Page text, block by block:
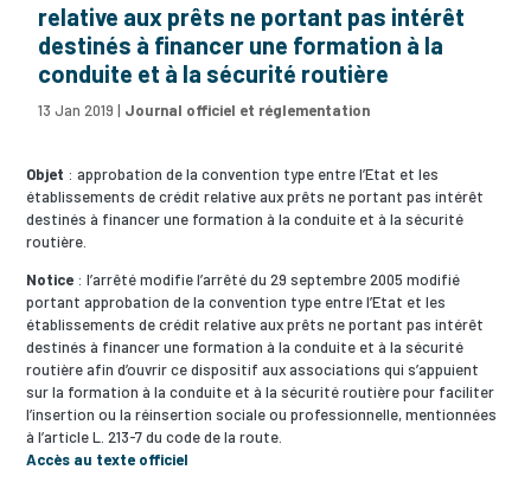
relative aux prêts ne portant pas intérêt
destinés à financer une formation à la
conduite et à la sécurité routière
13 Jan 2019 | Journal officiel et réglementation
Objet : approbation de la convention type entre l’Etat et les
établissements de crédit relative aux prêts ne portant pas intérêt
destinés à financer une formation à la conduite et à la sécurité
routière.
Notice : l’arrêté modifie l’arrêté du 29 septembre 2005 modifié
portant approbation de la convention type entre l’Etat et les
établissements de crédit relative aux prêts ne portant pas intérêt
destinés à financer une formation à la conduite et à la sécurité
routière afin d’ouvrir ce dispositif aux associations qui s’appuient
sur la formation à la conduite et à la sécurité routière pour faciliter
l’insertion ou la réinsertion sociale ou professionnelle, mentionnées
à l’article L. 213-7 du code de la route.
Accès au texte officiel